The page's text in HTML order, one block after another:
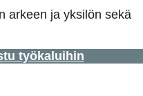
arkeen ja yksilön sekä
työkaluihin